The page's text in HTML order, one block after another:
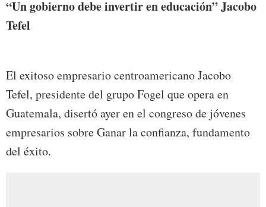
“Un gobierno debe invertir en educación” Jacobo
Tefel
El exitoso empresario centroamericano Jacobo
Tefel, presidente del grupo Fogel que opera en
Guatemala, disertó ayer en el congreso de jóvenes
empresarios sobre Ganar la confianza, fundamento
del éxito.